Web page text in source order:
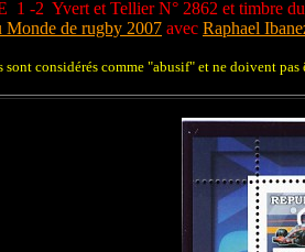
1 -2 Yvert et Tellier N° 2862 et timbre
Monde de rugby 2007 avec Raphael
sont considérés comme "abusif" et ne doivent